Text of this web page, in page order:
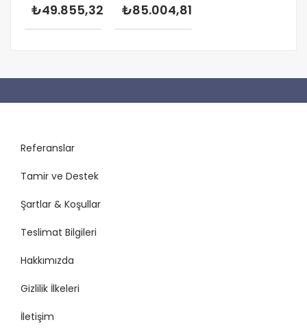
₺49.855,32 ₺85.004,81
Referanslar
Tamir ve Destek
Şartlar & Koşullar
Teslimat Bilgileri
Hakkımızda
Gizlilik İlkeleri
İletişim